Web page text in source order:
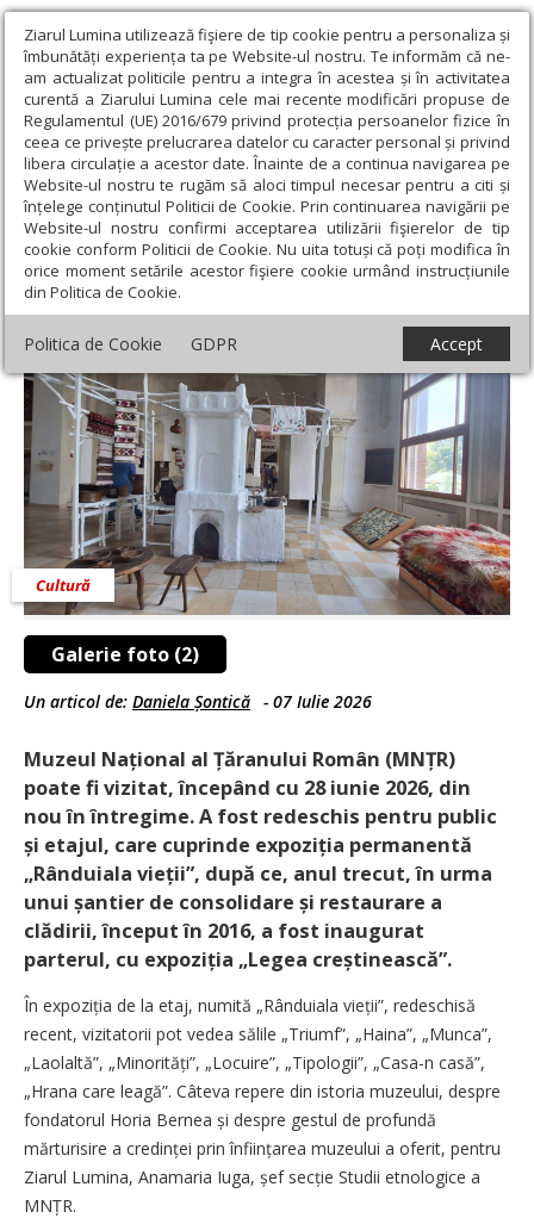
Ziarul Lumina utilizează fişiere de tip cookie pentru a personaliza și
îmbunătăți experiența ta pe Website-ul nostru. Te informăm că ne-
am actualizat politicile pentru a integra în acestea și în activitatea
curentă a Ziarului Lumina cele mai recente modificări propuse de
Regulamentul (UE) 2016/679 privind protecția persoanelor fizice în
ceea ce privește prelucrarea datelor cu caracter personal și privind
libera circulație a acestor date. Înainte de a continua navigarea pe
Website-ul nostru te rugăm să aloci timpul necesar pentru a citi și
înțelege conținutul Politicii de Cookie. Prin continuarea navigării pe
Website-ul nostru confirmi acceptarea utilizării fişierelor de tip
cookie conform Politicii de Cookie. Nu uita totuși că poți modifica în
orice moment setările acestor fişiere cookie urmând instrucțiunile
din Politica de Cookie.
Politica de Cookie GDPR Accept
Ziarul Lumina › Educaţie și Cultură › Cultură › „Legea
creștinească” și „Rânduiala vieții”, de revăzut
„Legea creștinească” și „Rânduiala vieții”, de
revăzut
Galerie foto (2)
Cultură
Un articol de: Daniela Șontică - 07 Iulie 2026
Muzeul Național al Țăranului Român (MNȚR)
poate fi vizitat, începând cu 28 iunie 2026, din
nou în întregime. A fost redeschis pentru public
și etajul, care cuprinde expoziția permanentă
„Rânduiala vieții”, după ce, anul trecut, în urma
unui șantier de consolidare și restaurare a
clădirii, început în 2016, a fost inaugurat
parterul, cu expoziția „Legea creștinească”.
În expoziția de la etaj, numită „Rânduiala vieții”, redeschisă
recent, vizitatorii pot vedea sălile „Triumf”, „Haina”, „Munca”,
„Laolaltă”, „Minorități”, „Locuire”, „Tipologii”, „Casa-n casă”,
„Hrana care leagă”. Câteva repere din istoria muzeului, despre
fondatorul Horia Bernea și despre gestul de profundă
mărturisire a credinței prin înființarea muzeului a oferit, pentru
Ziarul Lumina, Anamaria Iuga, șef secție Studii etnologice a
MNȚR.